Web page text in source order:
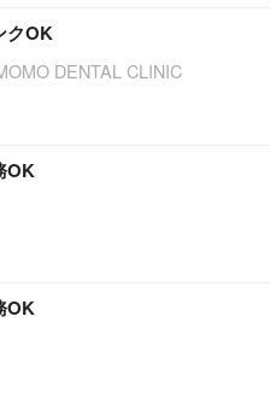
クOK
DENTAL CLINIC
OK
OK